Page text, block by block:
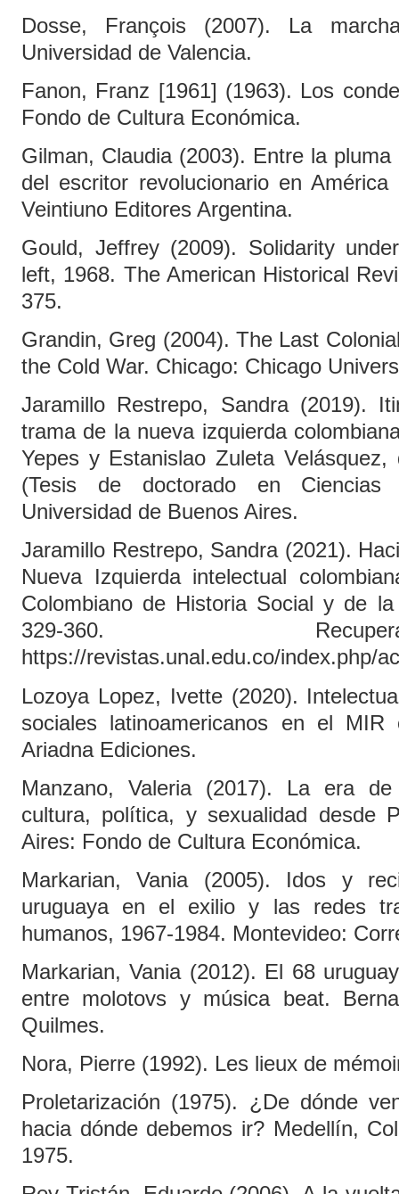
Dosse, François (2007). La
Universidad de Valencia.
Fanon, Franz [1961] (1963). Los
Fondo de Cultura Económica.
Gilman, Claudia (2003). Entre la
del escritor revolucionario en
Veintiuno Editores Argentina.
Gould, Jeffrey (2009). Solidarity
left, 1968. The American Historical
375.
Grandin, Greg (2004). The Last
the Cold War. Chicago: Chicago
Jaramillo Restrepo, Sandra (2019).
trama de la nueva izquierda
Yepes y Estanislao Zuleta
(Tesis de doctorado en Ciencias
Universidad de Buenos Aires.
Jaramillo Restrepo, Sandra (2021).
Nueva Izquierda intelectual
Colombiano de Historia Social y de
329-360.
https://revistas.unal.edu.co/index.php/
Lozoya Lopez, Ivette (2020).
sociales latinoamericanos en el MIR
Ariadna Ediciones.
Manzano, Valeria (2017). La era
cultura, política, y sexualidad desde
Aires: Fondo de Cultura Económica.
Markarian, Vania (2005). Idos y
uruguaya en el exilio y las redes
humanos, 1967-1984. Montevideo:
Markarian, Vania (2012). El 68
entre molotovs y música beat.
Quilmes.
Nora, Pierre (1992). Les lieux de
Proletarización (1975). ¿De dónde
hacia dónde debemos ir? Medellín,
1975.